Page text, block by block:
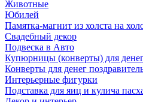
Животные
Юбилей
Памятка-магнит из холста на
Свадебный декор
Подвеска в Авто
Купюрницы (конверты) для
Конверты для денег
Интерьерные фигурки
Подставка для яиц и кулича